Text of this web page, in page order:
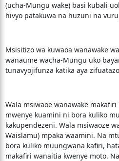
(ucha-Mungu wake) basi kubali
hivyo patakuwa na huzuni na
Msisitizo wa kuwaoa wanawake
wanaume wacha-Mungu uko
tunavyojifunza katika aya
Wala msiwaoe wanawake
mwenye kuamini ni bora kuliko
kakupendezeni. Wala msiwaoze
Waislamu) mpaka waamini. Na
bora kuliko muungwana kafiri,
makafiri wanaitia kwenye moto.